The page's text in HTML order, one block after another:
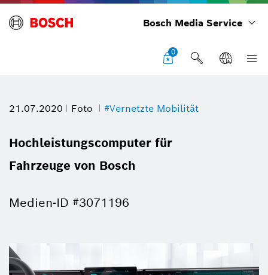
Bosch Media Service
0
21.07.2020 Foto #Vernetzte Mobilität
Hochleistungscomputer für
Fahrzeuge von Bosch
Medien-ID #3071196